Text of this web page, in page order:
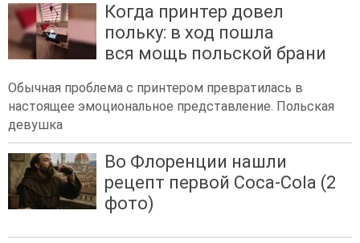
Когда принтер довел
польку: в ход пошла
вся мощь польской брани
Обычная проблема с принтером превратилась в
настоящее эмоциональное представление. Польская
девушка
Во Флоренции нашли
рецепт первой Coca-Cola (2
фото)